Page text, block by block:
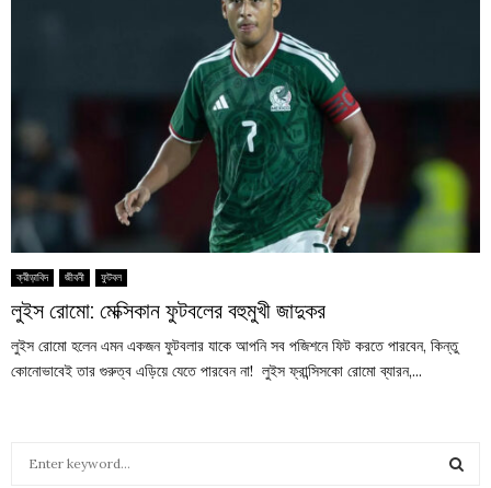
ক্রীড়াবিদ জীবনী ফুটবল
লুইস রোমো: মেক্সিকান ফুটবলের বহুমুখী জাদুকর
লুইস রোমো হলেন এমন একজন ফুটবলার যাকে আপনি সব পজিশনে ফিট করতে পারবেন, কিন্তু
কোনোভাবেই তার গুরুত্ব এড়িয়ে যেতে পারবেন না! লুইস ফ্রান্সিসকো রোমো ব্যারন,...